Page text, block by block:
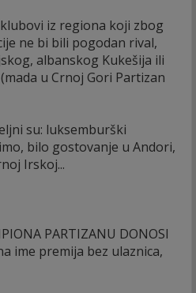
iz regiona koji zbog
ne bi bili pogodan rival,
albanskog Kukešija ili
u Crnoj Gori Partizan
su: luksemburški
bilo gostovanje u Andori,
Irskoj...
PARTIZANU DONOSI
ime premija bez ulaznica,